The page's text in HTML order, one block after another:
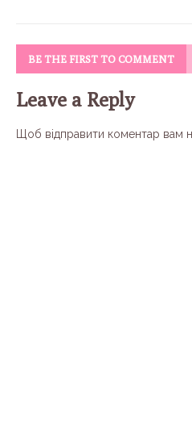
BE THE FIRST TO COMMENT
Leave a Reply
Щоб відправити коментар вам